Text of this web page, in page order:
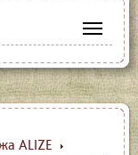
ALIZE